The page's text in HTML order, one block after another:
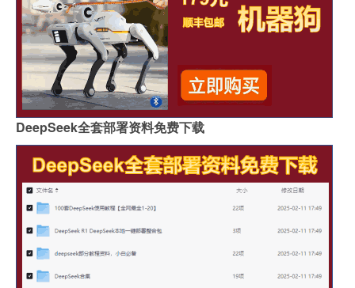
DeepSeek全套部署资料免费下载